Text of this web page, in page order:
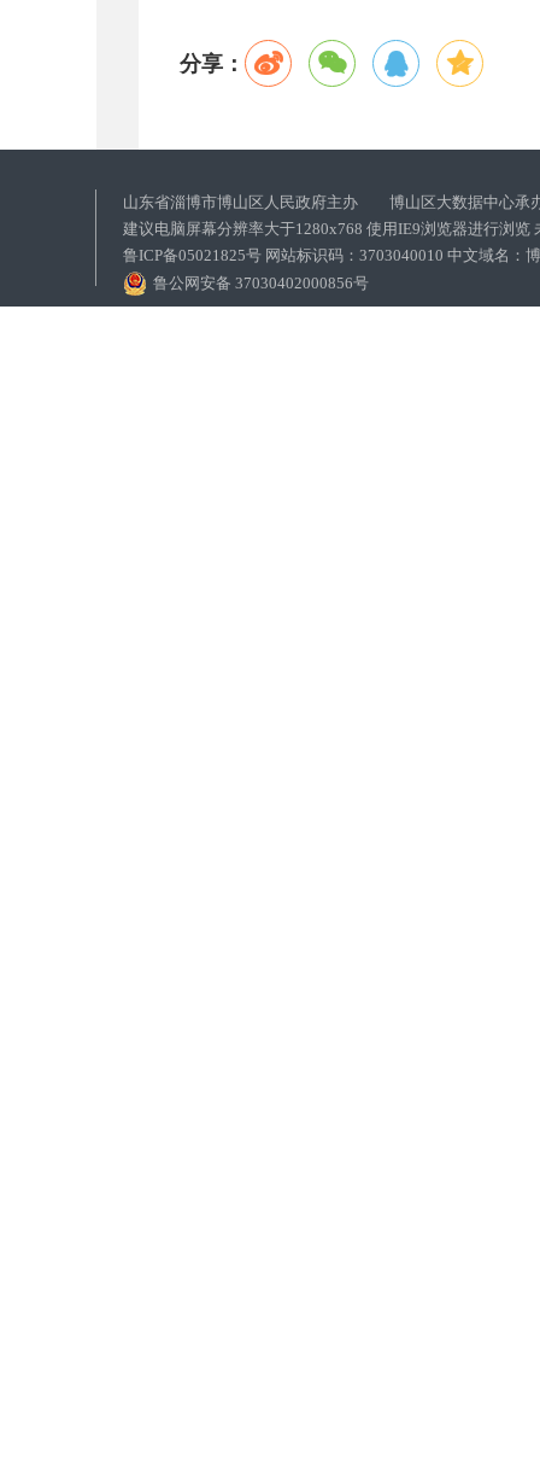
分享：
山东省淄博市博山区人民政府主办 博山区大数据中心承
建议电脑屏幕分辨率大于1280x768 使用IE9浏览器进行浏览
鲁ICP备05021825号 网站标识码：3703040010 中文域名：
鲁公网安备 37030402000856号